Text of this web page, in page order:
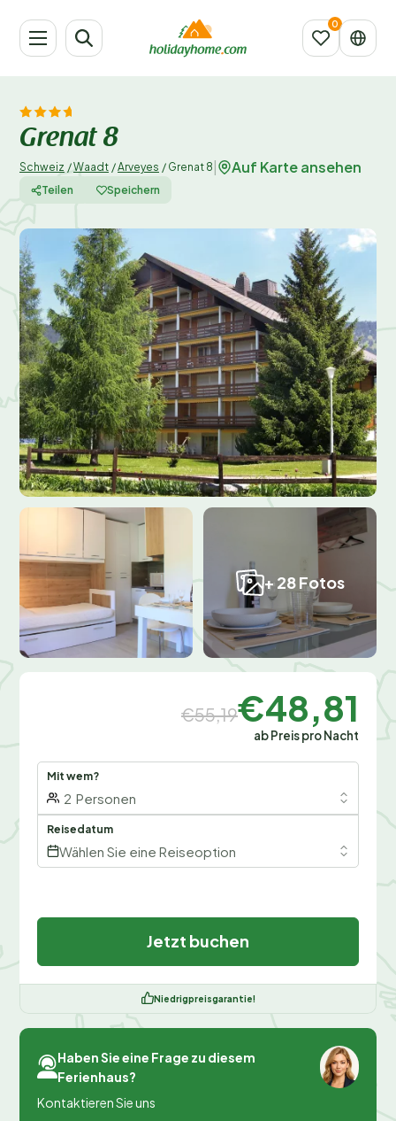
Grenat 8
Schweiz /Waadt /Arveyes / Grenat 8 Auf Karte ansehen
Teilen Speichern
+ 28 Fotos
€55,19€48,81
ab Preis pro Nacht
Mit wem?
2 Personen
Reisedatum
Wählen Sie eine Reiseoption
Jetzt buchen
Niedrigpreisgarantie!
Haben Sie eine Frage zu diesem
Ferienhaus?
Kontaktieren Sie uns